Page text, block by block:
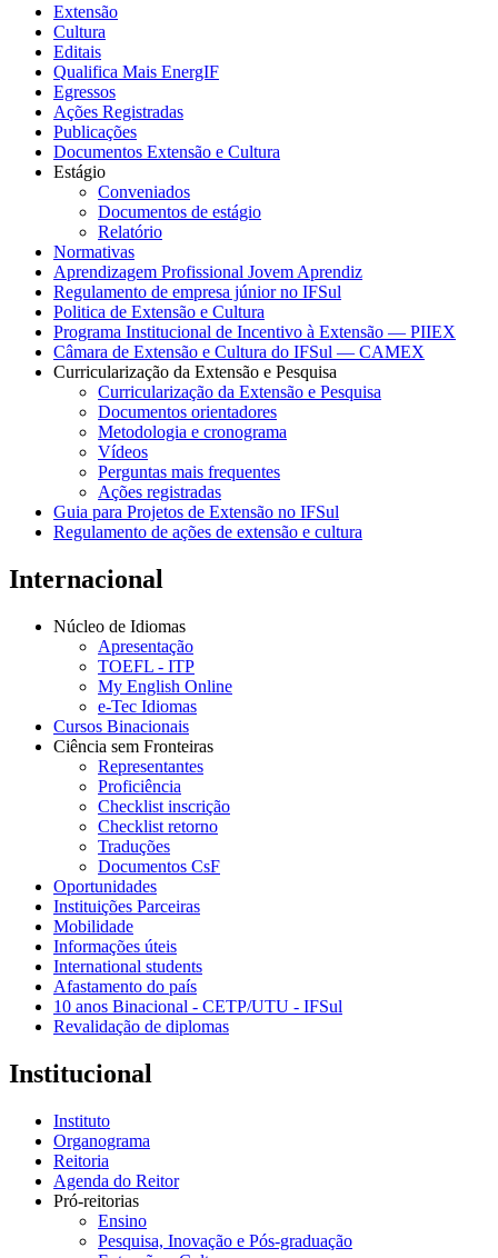
Extensão
Cultura
Editais
Qualifica Mais EnergIF
Egressos
Ações Registradas
Publicações
Documentos Extensão e Cultura
Estágio
Conveniados
Documentos de estágio
Relatório
Normativas
Aprendizagem Profissional Jovem Aprendiz
Regulamento de empresa júnior no IFSul
Politica de Extensão e Cultura
Programa Institucional de Incentivo à Extensão — PIIEX
Câmara de Extensão e Cultura do IFSul — CAMEX
Curricularização da Extensão e Pesquisa
Curricularização da Extensão e Pesquisa
Documentos orientadores
Metodologia e cronograma
Vídeos
Perguntas mais frequentes
Ações registradas
Guia para Projetos de Extensão no IFSul
Regulamento de ações de extensão e cultura
Internacional
Núcleo de Idiomas
Apresentação
TOEFL - ITP
My English Online
e-Tec Idiomas
Cursos Binacionais
Ciência sem Fronteiras
Representantes
Proficiência
Checklist inscrição
Checklist retorno
Traduções
Documentos CsF
Oportunidades
Instituições Parceiras
Mobilidade
Informações úteis
International students
Afastamento do país
10 anos Binacional - CETP/UTU - IFSul
Revalidação de diplomas
Institucional
Instituto
Organograma
Reitoria
Agenda do Reitor
Pró-reitorias
Ensino
Pesquisa, Inovação e Pós-graduação